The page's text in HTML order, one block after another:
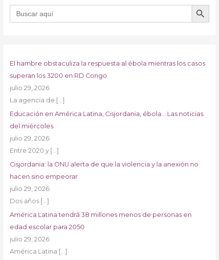
Buscar: BOTÓN DE
El hambre obstaculiza la respuesta al ébola mientras los casos
superan los 3200 en RD Congo
julio 29, 2026
La agencia de […]
Educación en América Latina, Cisjordania, ébola… Las noticias
del miércoles
julio 29, 2026
Entre 2020 y […]
Cisjordania: la ONU alerta de que la violencia y la anexión no
hacen sino empeorar
julio 29, 2026
Dos años […]
América Latina tendrá 38 millones menos de personas en
edad escolar para 2050
julio 29, 2026
América Latina […]